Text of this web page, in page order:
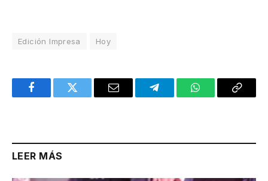
Edición Impresa Hoy
FacebookTwitter Email TelegramWhatsAppCopy
LEER MÁS